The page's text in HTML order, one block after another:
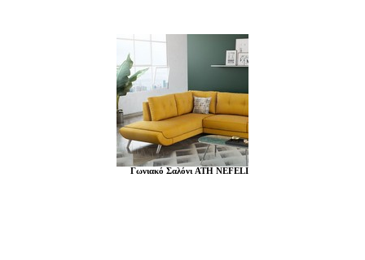
Γωνιακό Σαλόνι ATH NEFELI